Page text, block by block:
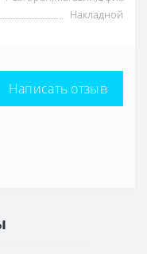
Накладной
Написать отзыв